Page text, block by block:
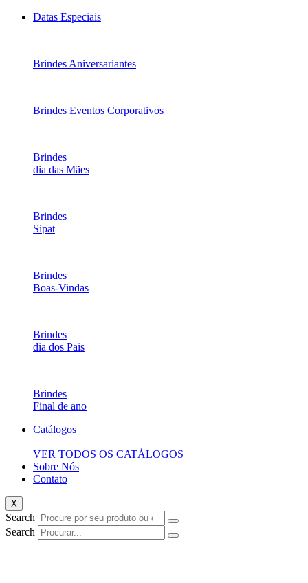
Datas Especiais
Brindes Aniversariantes
Brindes Eventos Corporativos
Brindes
dia das Mães
Brindes
Sipat
Brindes
Boas-Vindas
Brindes
dia dos Pais
Brindes
Final de ano
Catálogos
VER TODOS OS CATÁLOGOS
Sobre Nós
Contato
X
Search
Search